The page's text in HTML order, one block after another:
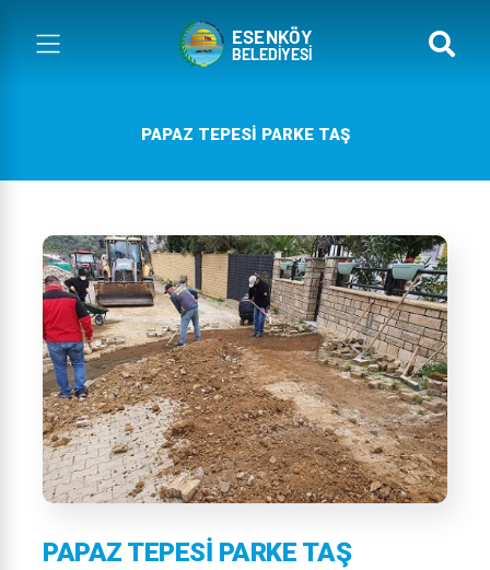
PAPAZ TEPESI PARKE TAŞ
PAPAZ TEPESI PARKE TAŞ